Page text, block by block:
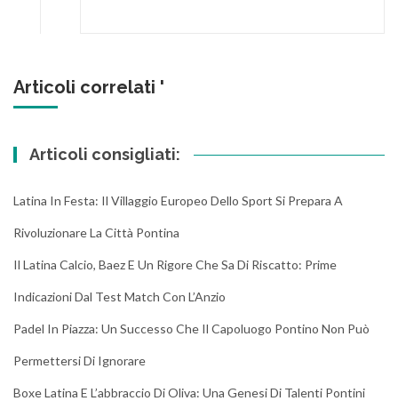
Articoli correlati '
Articoli consigliati:
Latina In Festa: Il Villaggio Europeo Dello Sport Si Prepara A
Rivoluzionare La Città Pontina
Il Latina Calcio, Baez E Un Rigore Che Sa Di Riscatto: Prime
Indicazioni Dal Test Match Con L’Anzio
Padel In Piazza: Un Successo Che Il Capoluogo Pontino Non Può
Permettersi Di Ignorare
Boxe Latina E L’abbraccio Di Oliva: Una Genesi Di Talenti Pontini